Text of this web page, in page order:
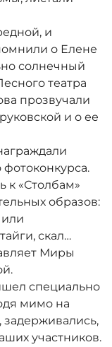
и
о Елене
солнечный
театра
прозвучали
и о ее
к «Столбам»
образов:
скал…
Миры
специально
мимо на
участников.